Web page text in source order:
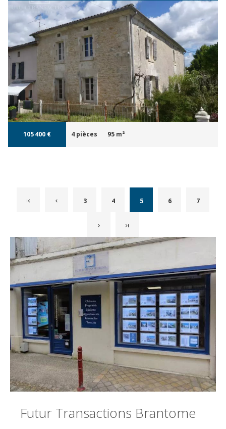
APERÇU
105 400 € 4 pièces 95 m²
3 4 5 6 7
Futur Transactions Brantome